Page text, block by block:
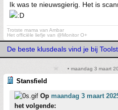
Ik was te nieuwsgierig. Het is
Trotste mama van Ambar
Het officiële liefje van @Monitor O+
De beste klusdeals vind je bij
• maandag 3 maart
Stansfield
Op maandag 3 maart
het volgende: